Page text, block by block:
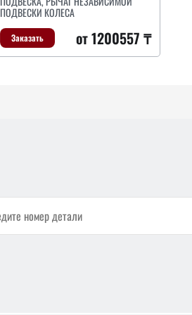
ПОДВЕСКИ КОЛЕСА
Заказать от 1200557 ₸